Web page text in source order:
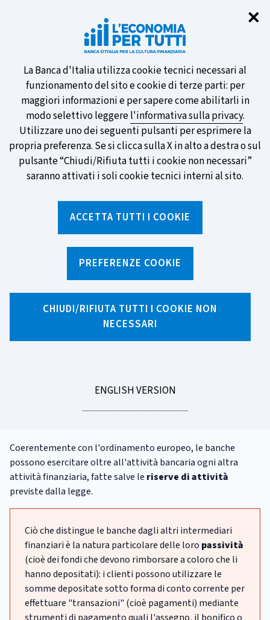
✕
Informativa
sui
cookie
La Banca d'Italia utilizza cookie tecnici necessari al
funzionamento del sito e cookie di terze parti: per
maggiori informazioni e per sapere come abilitarli in
modo selettivo leggerel'informativa sulla privacy.
Utilizzare uno dei seguenti pulsanti per esprimere la
propria preferenza. Se si clicca sulla X in alto a destra o sul
pulsante “Chiudi/Rifiuta tutti i cookie non necessari”
saranno attivati i soli cookie tecnici interni al sito.
ACCETTA TUTTI I COOKIE
PREFERENZE COOKIE
CHIUDI/RIFIUTA TUTTI I COOKIE NON
NECESSARI
GO
ENGLISH VERSION
Partecipa al sondaggio della BCE
sulle nuove banconote e vota la tua
preferita!
SCOPRI DI PIÙ
Cos'è una banca?
Nell'ordinamento italiano l'attività bancaria è definita come
risparmio presso il pubblico è prerogativa delle banche e
viene definita comeacquisizione di fondi con l'obbligo di
Coerentemente con l'ordinamento europeo, le banche
possono esercitare oltre all'attività bancaria ogni altra
attività finanziaria, fatte salve le riserve di attività
previste dalla legge.
Ciò che distingue le banche dagli altri intermediari
finanziari è la natura particolare delle loro passività
(cioè dei fondi che devono rimborsare a coloro che li
hanno depositati): i clienti possono utilizzare le
somme depositate sotto forma di conto corrente per
effettuare "transazioni" (cioè pagamenti) mediante
strumenti di pagamento quali l'assegno, il bonifico o